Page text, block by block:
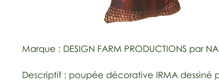
Marque : DESIGN FARM PRODUCTIONS par
Descriptif : poupée décorative IRMA dessiné